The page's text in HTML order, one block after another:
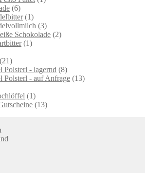
66
products
11
product
33
products
Schokolade 22
11
2121
products
Polsterl - lagernd 88
products
Polsterl - auf Anfrage 1313
11
product
1313